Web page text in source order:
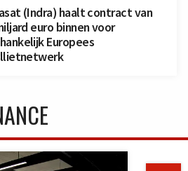
(Indra) haalt contract van
euro binnen voor
Europees